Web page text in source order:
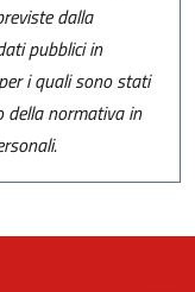
dalla
pubblici in
i quali sono stati
della normativa in